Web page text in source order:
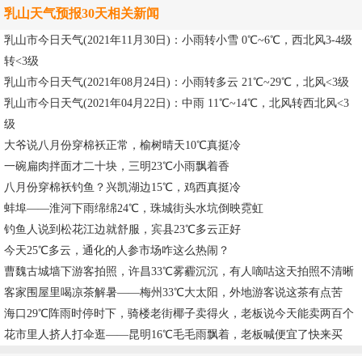
乳山天气预报30天相关新闻
乳山市今日天气(2021年11月30日)：小雨转小雪 0℃~6℃，西北风3-4级
转<3级
乳山市今日天气(2021年08月24日)：小雨转多云 21℃~29℃，北风<3级
乳山市今日天气(2021年04月22日)：中雨 11℃~14℃，北风转西北风<3
级
大爷说八月份穿棉袄正常，榆树晴天10℃真挺冷
一碗扁肉拌面才二十块，三明23℃小雨飘着香
八月份穿棉袄钓鱼？兴凯湖边15℃，鸡西真挺冷
蚌埠——淮河下雨绵绵24℃，珠城街头水坑倒映霓虹
钓鱼人说到松花江边就舒服，宾县23℃多云正好
今天25℃多云，通化的人参市场咋这么热闹？
曹魏古城墙下游客拍照，许昌33℃雾霾沉沉，有人嘀咕这天拍照不清晰
客家围屋里喝凉茶解暑——梅州33℃大太阳，外地游客说这茶有点苦
海口29℃阵雨时停时下，骑楼老街椰子卖得火，老板说今天能卖两百个
花市里人挤人打伞逛——昆明16℃毛毛雨飘着，老板喊便宜了快来买